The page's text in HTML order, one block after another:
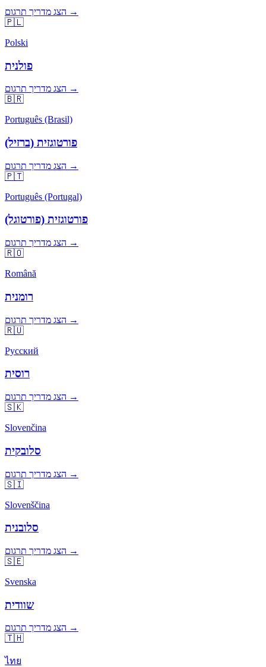
הצג מדריך תרגום →
🇵🇱
Polski
פולנית
הצג מדריך תרגום →
🇧🇷
Português (Brasil)
פורטוגזית (ברזיל)
הצג מדריך תרגום →
🇵🇹
Português (Portugal)
פורטוגזית (פורטוגל)
הצג מדריך תרגום →
🇷🇴
Română
רומנית
הצג מדריך תרגום →
🇷🇺
Русский
רוסית
הצג מדריך תרגום →
🇸🇰
Slovenčina
סלובקית
הצג מדריך תרגום →
🇸🇮
Slovenščina
סלובנית
הצג מדריך תרגום →
🇸🇪
Svenska
שוודית
הצג מדריך תרגום →
🇹🇭
ไทย